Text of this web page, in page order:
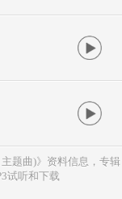
题曲)》资料信息，专辑
试听和下载